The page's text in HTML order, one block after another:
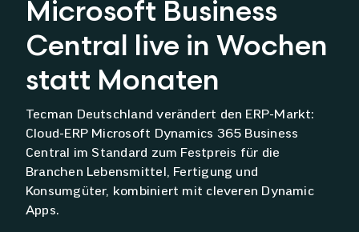
Über uns
Microsoft Business
Central live in Wochen
statt Monaten
Tecman Deutschland verändert den ERP-Markt:
Cloud-ERP Microsoft Dynamics 365 Business
Central im Standard zum Festpreis für die
Branchen Lebensmittel, Fertigung und
Konsumgüter, kombiniert mit cleveren Dynamic
Apps.